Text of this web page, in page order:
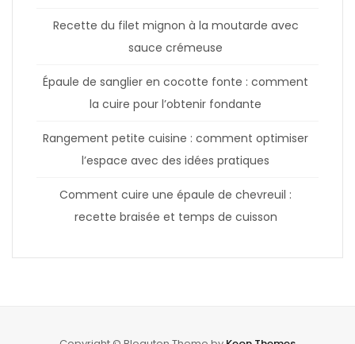
Recette du filet mignon à la moutarde avec
sauce crémeuse
Épaule de sanglier en cocotte fonte : comment
la cuire pour l’obtenir fondante
Rangement petite cuisine : comment optimiser
l’espace avec des idées pratiques
Comment cuire une épaule de chevreuil :
recette braisée et temps de cuisson